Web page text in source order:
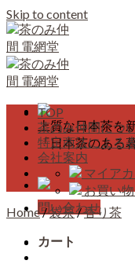
Skip to content
上質な日本茶を
「日本茶のある
マイア
お買い
問い合わせ
カート
TOP
茶のみ仲間につ
特定商法による
会社案内
Home/袋茶/香り茶